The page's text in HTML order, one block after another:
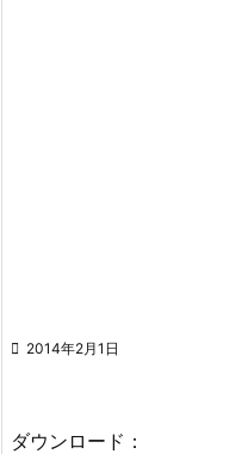
 2014年2月1日
ダウンロード：